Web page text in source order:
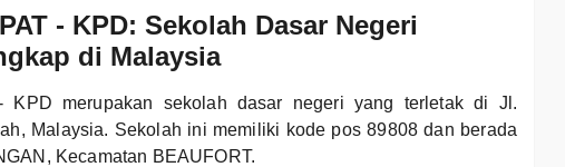
- KPD: Sekolah Dasar Negeri
di Malaysia
KPD merupakan sekolah dasar negeri yang terletak di Jl.
Malaysia. Sekolah ini memiliki kode pos 89808 dan berada
Kecamatan BEAUFORT.